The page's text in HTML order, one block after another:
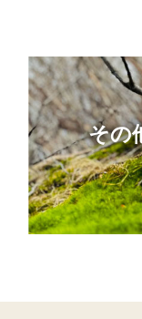
その